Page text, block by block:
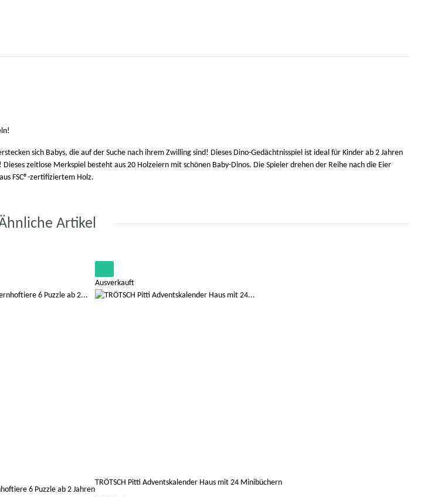
sich Babys, die auf der Suche nach ihrem Zwilling sind! Dieses Dino-Gedächtnisspiel ist ideal für Kinder ab 2 Jahren
zeitlose Merkspiel besteht aus 20 Holzeiern mit schönen Baby-Dinos. Die Spieler drehen der Reihe nach die Eier
FSC®-zertifiziertem Holz.
Artikel
6 Puzzle ab 2 Jahren
Ausverkauft
TRÖTSCH Pitti Adventskalender Haus mit 24 Minibüchern